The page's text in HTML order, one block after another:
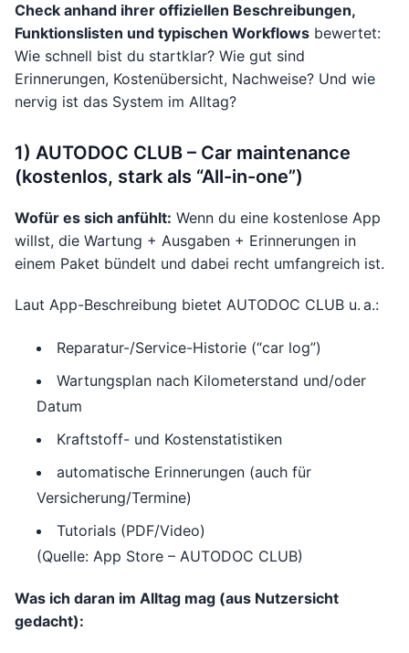
Check anhand ihrer offiziellen Beschreibungen,
Funktionslisten und typischen Workflows bewertet:
Wie schnell bist du startklar? Wie gut sind
Erinnerungen, Kostenübersicht, Nachweise? Und wie
nervig ist das System im Alltag?
1) AUTODOC CLUB – Car maintenance
(kostenlos, stark als “All-in-one”)
Wofür es sich anfühlt: Wenn du eine kostenlose App
willst, die Wartung + Ausgaben + Erinnerungen in
einem Paket bündelt und dabei recht umfangreich ist.
Laut App-Beschreibung bietet AUTODOC CLUB u. a.:
Reparatur-/Service-Historie (“car log”)
Wartungsplan nach Kilometerstand und/oder
Datum
Kraftstoff- und Kostenstatistiken
automatische Erinnerungen (auch für
Versicherung/Termine)
Tutorials (PDF/Video)
(Quelle: App Store – AUTODOC CLUB)
Was ich daran im Alltag mag (aus Nutzersicht
gedacht):